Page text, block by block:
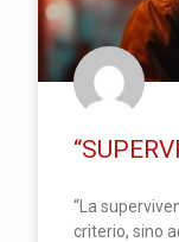
“La
criterio, sino